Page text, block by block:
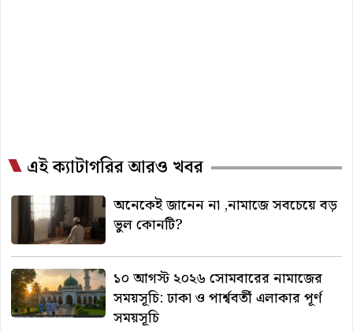
এই ক্যাটাগরির আরও খবর
অনেকেই জানেন না ,নামাজে সবচেয়ে বড়
ভুল কোনটি?
১০ আগস্ট ২০২৬ সোমবারের নামাজের
সময়সূচি: ঢাকা ও পার্শ্ববর্তী এলাকার পূর্ণ
সময়সূচি